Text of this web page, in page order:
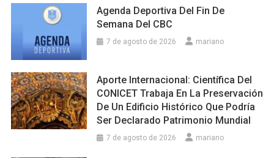
Agenda Deportiva Del Fin De
Semana Del CBC
7 de agosto de 2026 mariano
Aporte Internacional: Científica Del
CONICET Trabaja En La Preservación
De Un Edificio Histórico Que Podría
Ser Declarado Patrimonio Mundial
7 de agosto de 2026 mariano